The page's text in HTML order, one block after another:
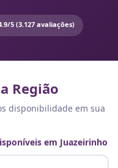
5 (3.127 avaliações)
Região
disponibilidade em sua
em Juazeirinho